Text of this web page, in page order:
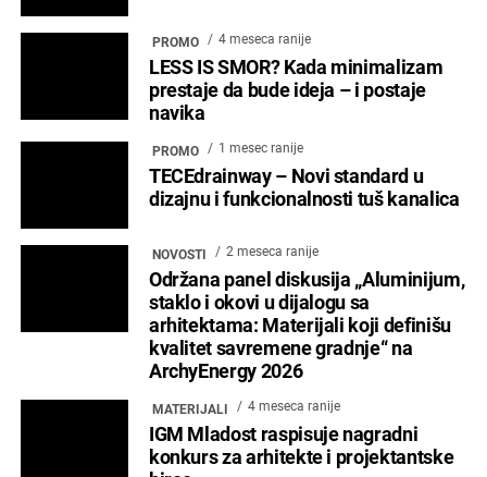
PROMO 4 meseca ranije
LESS IS SMOR? Kada minimalizam
prestaje da bude ideja – i postaje
navika
PROMO 1 mesec ranije
TECEdrainway – Novi standard u
dizajnu i funkcionalnosti tuš kanalica
NOVOSTI 2 meseca ranije
Održana panel diskusija „Aluminijum,
staklo i okovi u dijalogu sa
arhitektama: Materijali koji definišu
kvalitet savremene gradnje“ na
ArchyEnergy 2026
MATERIJALI 4 meseca ranije
IGM Mladost raspisuje nagradni
konkurs za arhitekte i projektantske